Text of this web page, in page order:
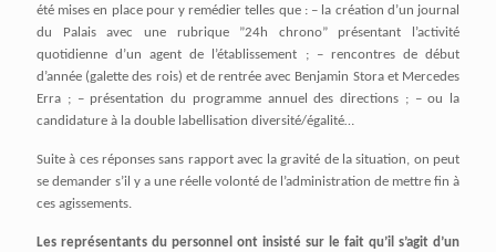
été mises en place pour y remédier telles que : – la création d’un journal
du Palais avec une rubrique ”24h chrono” présentant l’activité
quotidienne d’un agent de l’établissement ; – rencontres de début
d’année (galette des rois) et de rentrée avec Benjamin Stora et Mercedes
Erra ; – présentation du programme annuel des directions ; – ou la
candidature à la double labellisation diversité/égalité…
Suite à ces réponses sans rapport avec la gravité de la situation, on peut
se demander s’il y a une réelle volonté de l’administration de mettre fin à
ces agissements.
Les représentants du personnel ont insisté sur le fait qu’il s’agit d’un